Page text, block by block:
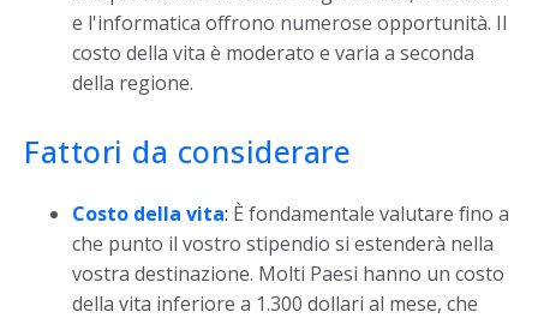
e l'informatica offrono numerose opportunità. Il
costo della vita è moderato e varia a seconda
della regione.
Fattori da considerare
Costo della vita: È fondamentale valutare fino a
che punto il vostro stipendio si estenderà nella
vostra destinazione. Molti Paesi hanno un costo
della vita inferiore a 1.300 dollari al mese, che